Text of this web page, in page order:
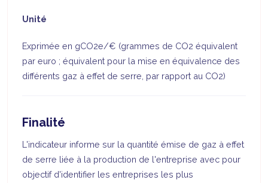
Unité
Exprimée en gCO2e/€ (grammes de CO2 équivalent
par euro ; équivalent pour la mise en équivalence des
différents gaz à effet de serre, par rapport au CO2)
Finalité
L'indicateur informe sur la quantité émise de gaz à effet
de serre liée à la production de l'entreprise avec pour
objectif d'identifier les entreprises les plus